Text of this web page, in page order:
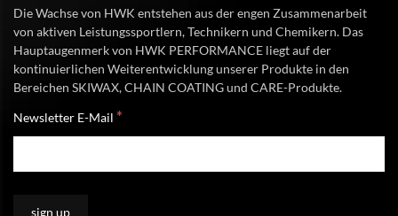
Die Wachse von HWK entstehen aus der engen Zusammenarbeit
von aktiven Leistungssportlern, Technikern und Chemikern. Das
Hauptaugenmerk von HWK PERFORMANCE liegt auf der
kontinuierlichen Weiterentwicklung unserer Produkte in den
Bereichen SKIWAX, CHAIN COATING und CARE-Produkte.
Newsletter E-Mail *